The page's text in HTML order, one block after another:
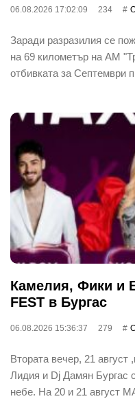
06.08.2026 17:02:09 234
Заради разразилия се
на 69 километър на АМ
отбивката за Септември
Камелия, Фики и
FEST в Бургас
06.08.2026 15:36:37 279
Втората вечер, 21
Лидия и Dj Дамян Бургас
небе. На 20 и 21 август